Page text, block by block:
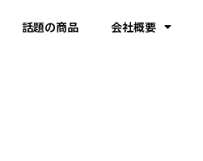
話題の商品 会社概要